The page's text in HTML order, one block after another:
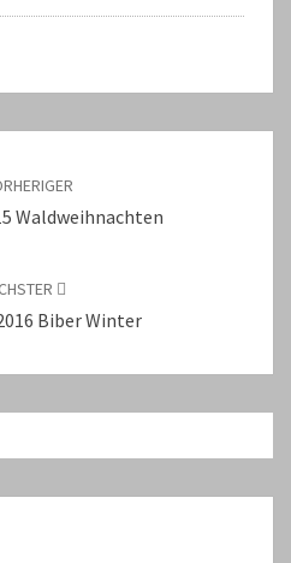
Waldweihnachten
Biber Winter